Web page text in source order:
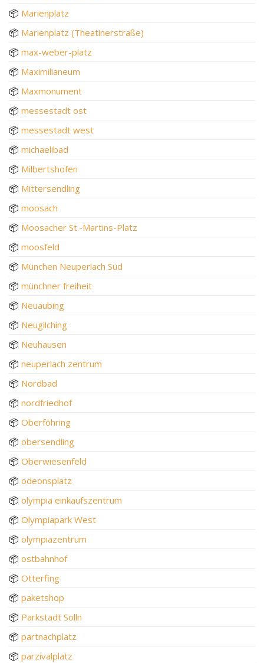
📦 Marienplatz
📦 Marienplatz (Theatinerstraße)
📦 max-weber-platz
📦 Maximilianeum
📦 Maxmonument
📦 messestadt ost
📦 messestadt west
📦 michaelibad
📦 Milbertshofen
📦 Mittersendling
📦 moosach
📦 Moosacher St.-Martins-Platz
📦 moosfeld
📦 München Neuperlach Süd
📦 münchner freiheit
📦 Neuaubing
📦 Neugilching
📦 Neuhausen
📦 neuperlach zentrum
📦 Nordbad
📦 nordfriedhof
📦 Oberföhring
📦 obersendling
📦 Oberwiesenfeld
📦 odeonsplatz
📦 olympia einkaufszentrum
📦 Olympiapark West
📦 olympiazentrum
📦 ostbahnhof
📦 Otterfing
📦 paketshop
📦 Parkstadt Solln
📦 partnachplatz
📦 parzivalplatz